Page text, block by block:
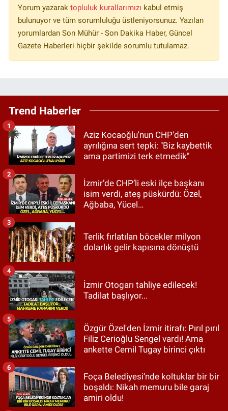
Yorum yazarak topluluk kurallarımızı kabul etmiş
bulunuyor ve tüm sorumluluğu üstleniyorsunuz. Yazılan
yorumlardan Son Mühür - Son Dakika Haber, Güncel
Gazete Haberleri hiçbir şekilde sorumlu tutulamaz.
Trend Haberler
Aziz Kocaoğlu'nun CHP'den
ayrılığına sert tepki: "Biz kaybettik
ama partimizi terk etmedik"
1
İzmir’de CHP’li eski ilçe başkanı
isim verdi, ateş püskürdü: Özel,
Ağbaba, Yücel…
2
Terlik fırlatılan böcekler milyon
dolarlık gelir kapısına dönüştü
3
İzmir Otogarı tahliye edilecek!
Tadilat başlıyor...
4
Özgür Özel'den İzmir itirafı: Pırıl pırıl
Filiz Cerioğlu Sengel vardı! Ama
ankette Cemil Tugay birinci çıktı
5
Foça Belediyesi’nde koltuklar bir bir
boşaldı: Nikah memuru bile garaj
amiri oldu!
6